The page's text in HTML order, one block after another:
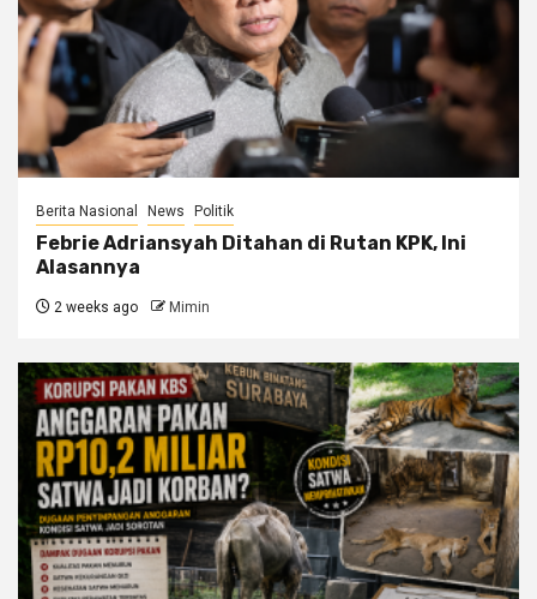
Berita Nasional News Politik
Febrie Adriansyah Ditahan di Rutan KPK, Ini
Alasannya
2 weeks ago Mimin